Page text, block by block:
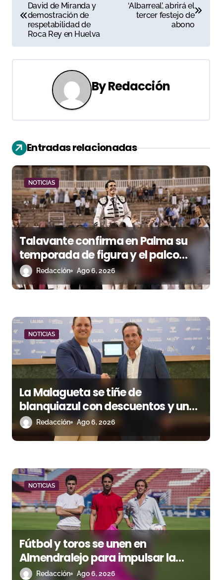
a
e
c
i
ó
n
d
e
e
n
t
a
d
a
s
David de Miranda y
demostración de
respetabilidad de
Roca Rey en Huelva
‘Albarreal’, abrirá el
tercer festejo de
abono
ByRedacción
Entradas relacionadas
NOTICIAS
Talavante confirma en Palma su
temporada de figura y el palco
niega el premio a Roca Rey
Redacción Ago 6, 2026
NOTICIAS
La Malagueta se tiñe de
blanquiazul con descuentos y una
corrida homenaje al Málaga CF
Redacción Ago 6, 2026
NOTICIAS
Fútbol y toros se unen en
Almendralejo para impulsar la
corrida de la Piedad
Redacción Ago 6, 2026